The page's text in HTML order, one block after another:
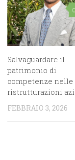
Salvaguardare il
patrimonio di
competenze nelle
ristrutturazioni
FEBBRAIO 3, 2026